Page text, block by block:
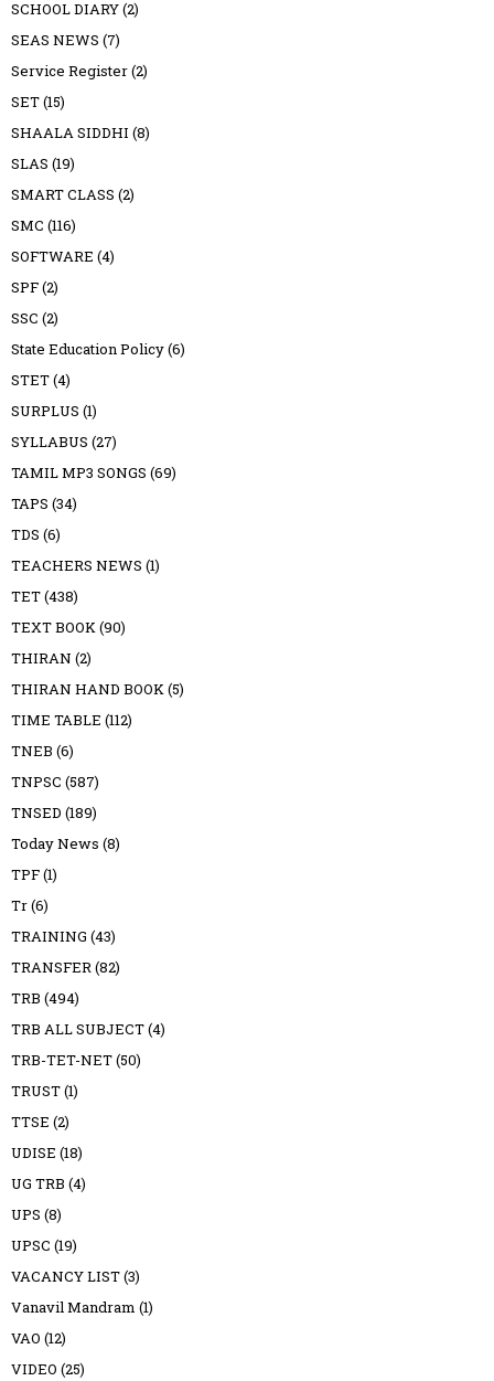
SCHOOL DIARY(2)
SEAS NEWS (7)
Service Register(2)
SET(15)
SHAALA SIDDHI (8)
SLAS (19)
SMART CLASS (2)
SMC (116)
SOFTWARE (4)
SPF(2)
SSC (2)
State Education Policy(6)
STET(4)
SURPLUS (1)
SYLLABUS (27)
TAMIL MP3 SONGS (69)
TAPS (34)
TDS (6)
TEACHERS NEWS (1)
TET(438)
TEXT BOOK(90)
THIRAN (2)
THIRAN HAND BOOK(5)
TIME TABLE (112)
TNEB (6)
TNPSC (587)
TNSED (189)
Today News (8)
TPF(1)
Tr(6)
TRAINING (43)
TRANSFER(82)
TRB (494)
TRB ALL SUBJECT(4)
TRB-TET-NET(50)
TRUST(1)
TTSE (2)
UDISE (18)
UG TRB (4)
UPS (8)
UPSC (19)
VACANCY LIST(3)
Vanavil Mandram (1)
VAO (12)
VIDEO (25)